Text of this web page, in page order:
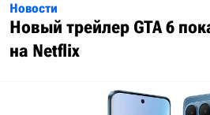
Новости
Новый трейлер GTA 6
на Netflix